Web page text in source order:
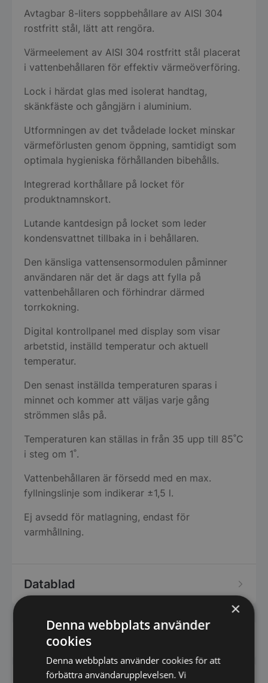
Avtagbar 8-liters soppbehållare av AISI 304
rostfritt stål, lätt att rengöra.
Värmeelement av AISI 304 rostfritt stål placerat
i vattenbehållaren för effektiv värmeöverföring.
Lock i härdat glas med isolerat handtag,
skänkfäste och gångjärn i aluminium.
Utformningen av det tvådelade locket minskar
värmeförlusten genom öppning, samtidigt som
optimala hygieniska förhållanden bibehålls.
Integrerad korthållare på locket för
produktnamnskort.
Lutande kantdesign på locket som leder
kondensvattnet tillbaka in i behållaren.
Den känsliga vattensensormodulen påminner
användaren när det är dags att fylla på
vattenbehållaren och förhindrar därmed
torrkokning.
Digital kontrollpanel med display som visar
arbetstid, inställd temperatur och aktuell
temperatur.
Den senast inställda temperaturen sparas i
minnet och kommer att väljas varje gång
strömmen slås på.
Temperaturen kan ställas in från 35 upp till 85˚C
i steg om 1˚.
Vattenbehållaren är försedd med en max.
fyllningslinje som indikerar ±1,5 l.
Ej avsedd för matlagning, endast för
varmhållning.
Datablad
Har du frågor om produkten? Klicka här
×
Denna webbplats använder
cookies
Denna webbplats använder cookies för att
förbättra användarupplevelsen. Vi